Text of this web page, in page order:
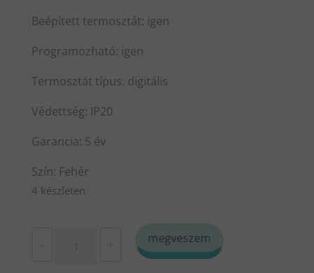
Beépített termosztát: igen
Programozható: igen
Termosztát típus: digitális
Védettség: IP20
Garancia: 5 év
Szín: Fehér
4 készleten
megveszem